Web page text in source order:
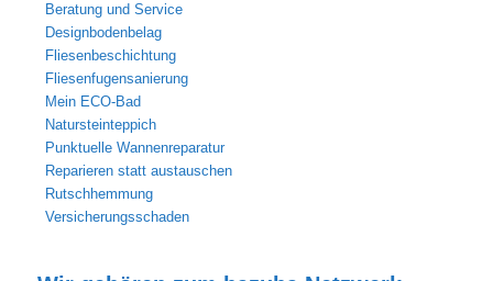
Beratung und Service
Designbodenbelag
Fliesenbeschichtung
Fliesenfugensanierung
Mein ECO-Bad
Natursteinteppich
Punktuelle Wannenreparatur
Reparieren statt austauschen
Rutschhemmung
Versicherungsschaden